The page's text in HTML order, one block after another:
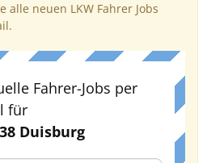
alle neuen LKW Fahrer Jobs
Fahrer-Jobs per
für
Duisburg